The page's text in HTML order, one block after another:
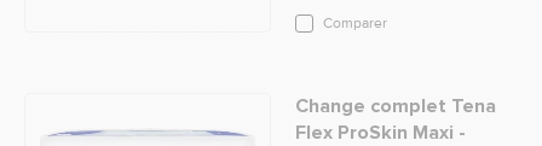
Comparer
Change complet Tena
Flex ProSkin Maxi -